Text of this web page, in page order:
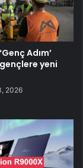
Adım’
yeni
2026